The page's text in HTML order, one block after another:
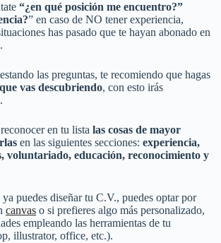
“¿en qué posición me encuentro?”
” en caso de NO tener experiencia,
has pasado que te hayan abonado en
las preguntas, te recomiendo que hagas
vas descubriendo, con esto irás
en tu lista las cosas de mayor
en las siguientes secciones: experiencia,
voluntariado, educación, reconocimiento y
puedes diseñar tu C.V., puedes optar por
canvas o si prefieres algo más personalizado,
empleando las herramientas de tu
illustrator, office, etc.).